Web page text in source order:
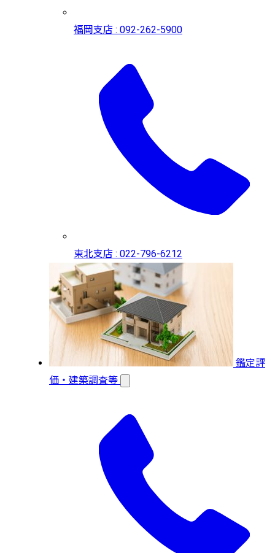
福岡支店 : 092-262-5900
東北支店 : 022-796-6212
鑑定評
価・建築調査等